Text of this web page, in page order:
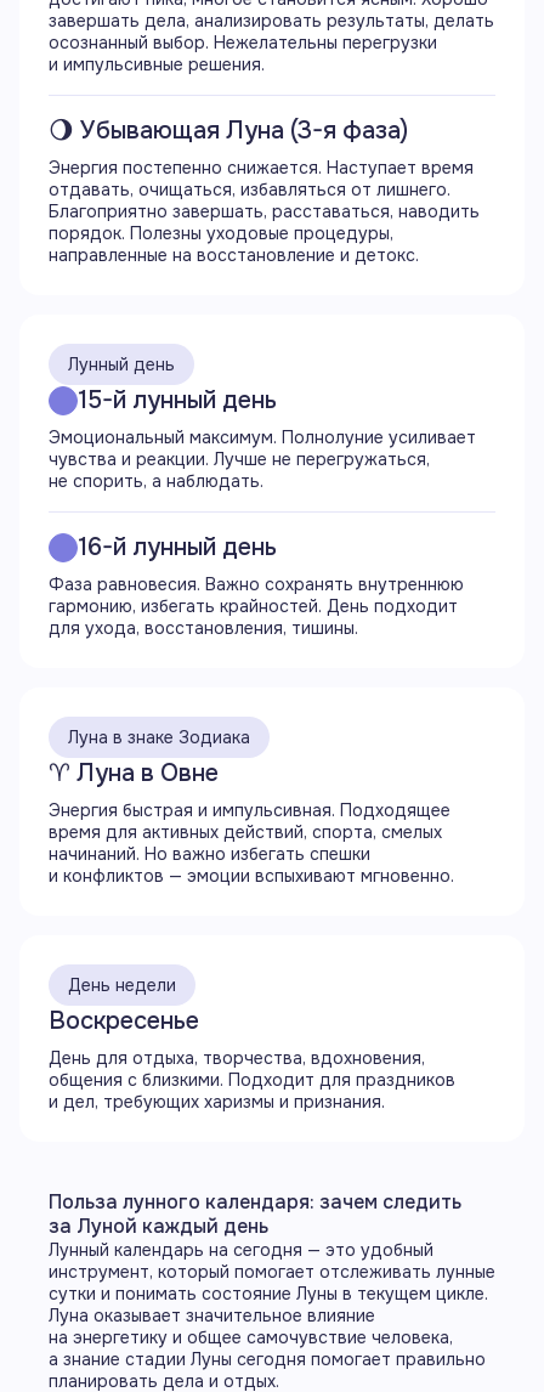
с Марсом
Продолжается аспект соединение (0°) Луны
с Сатурном
Продолжается аспект соединение (0°) Луны
Продолжается аспект секстиль (60°) Луны
с Плутоном
01:16
Завершается аспект трин (120°) Луны с Марсом
Начало фазы убывающей Луны
Заход Луны
08:40
Начинается аспект трин (120°) Луны
с Юпитером
Завершается аспект соединение (0°) Луны
с Нептуном
Завершается аспект секстиль (60°) Луны
с Плутоном
13:20
Завершается аспект секстиль (60°) Луны
с Ураном
17:59
21:32
Начинается аспект оппозиция (180°) Луны
с Меркурием
Свернуть
завершать дела, анализировать результаты, делать
осознанный выбор. Нежелательны перегрузки
и импульсивные решения.
🌖 Убывающая Луна (3-я фаза)
Энергия постепенно снижается. Наступает время
отдавать, очищаться, избавляться от лишнего.
Благоприятно завершать, расставаться, наводить
порядок. Полезны уходовые процедуры,
направленные на восстановление и детокс.
Лунный день
15-й лунный день
Эмоциональный максимум. Полнолуние усиливает
чувства и реакции. Лучше не перегружаться,
не спорить, а наблюдать.
16-й лунный день
Фаза равновесия. Важно сохранять внутреннюю
гармонию, избегать крайностей. День подходит
для ухода, восстановления, тишины.
Луна в знаке Зодиака
♈ Луна в Овне
Энергия быстрая и импульсивная. Подходящее
время для активных действий, спорта, смелых
начинаний. Но важно избегать спешки
и конфликтов — эмоции вспыхивают мгновенно.
День недели
Воскресенье
День для отдыха, творчества, вдохновения,
общения с близкими. Подходит для праздников
и дел, требующих харизмы и признания.
Польза лунного календаря: зачем следить
за Луной каждый день
Лунный календарь на сегодня — это удобный
инструмент, который помогает отслеживать лунные
сутки и понимать состояние Луны в текущем цикле.
Луна оказывает значительное влияние
на энергетику и общее самочувствие человека,
а знание стадии Луны сегодня помогает правильно
планировать дела и отдых.